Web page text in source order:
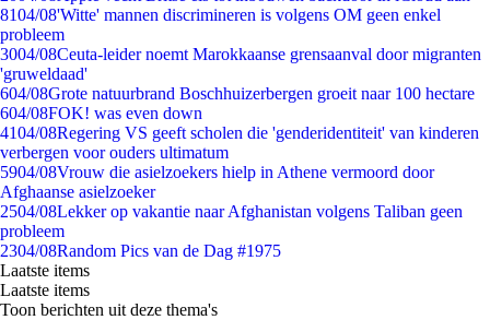
8104/08'Witte' mannen discrimineren is volgens OM geen enkel
probleem
3004/08Ceuta-leider noemt Marokkaanse grensaanval door migranten
'gruweldaad'
604/08Grote natuurbrand Boschhuizerbergen groeit naar 100 hectare
604/08FOK! was even down
4104/08Regering VS geeft scholen die 'genderidentiteit' van kinderen
verbergen voor ouders ultimatum
5904/08Vrouw die asielzoekers hielp in Athene vermoord door
Afghaanse asielzoeker
2504/08Lekker op vakantie naar Afghanistan volgens Taliban geen
probleem
2304/08Random Pics van de Dag #1975
Laatste items
Laatste items
Toon berichten uit deze thema's